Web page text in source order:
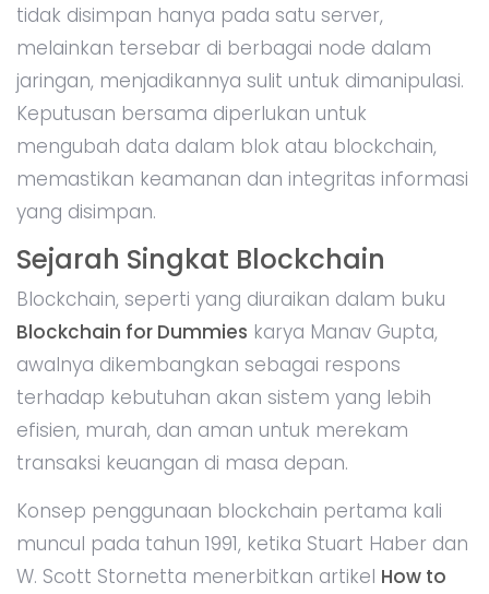
tidak disimpan hanya pada satu server,
melainkan tersebar di berbagai node dalam
jaringan, menjadikannya sulit untuk dimanipulasi.
Keputusan bersama diperlukan untuk
mengubah data dalam blok atau blockchain,
memastikan keamanan dan integritas informasi
yang disimpan.
Sejarah Singkat Blockchain
Blockchain, seperti yang diuraikan dalam buku
Blockchain for Dummies karya Manav Gupta,
awalnya dikembangkan sebagai respons
terhadap kebutuhan akan sistem yang lebih
efisien, murah, dan aman untuk merekam
transaksi keuangan di masa depan.
Konsep penggunaan blockchain pertama kali
muncul pada tahun 1991, ketika Stuart Haber dan
W. Scott Stornetta menerbitkan artikel How to